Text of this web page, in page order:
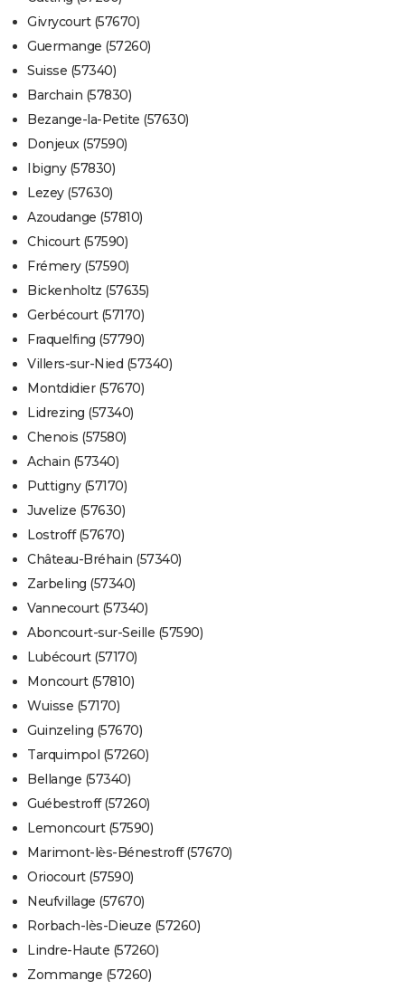
Givrycourt (57670)
Guermange (57260)
Suisse (57340)
Barchain (57830)
Bezange-la-Petite (57630)
Donjeux (57590)
Ibigny (57830)
Lezey (57630)
Azoudange (57810)
Chicourt (57590)
Frémery (57590)
Bickenholtz (57635)
Gerbécourt (57170)
Fraquelfing (57790)
Villers-sur-Nied (57340)
Montdidier (57670)
Lidrezing (57340)
Chenois (57580)
Achain (57340)
Puttigny (57170)
Juvelize (57630)
Lostroff (57670)
Château-Bréhain (57340)
Zarbeling (57340)
Vannecourt (57340)
Aboncourt-sur-Seille (57590)
Lubécourt (57170)
Moncourt (57810)
Wuisse (57170)
Guinzeling (57670)
Tarquimpol (57260)
Bellange (57340)
Guébestroff (57260)
Lemoncourt (57590)
Marimont-lès-Bénestroff (57670)
Oriocourt (57590)
Neufvillage (57670)
Rorbach-lès-Dieuze (57260)
Lindre-Haute (57260)
Zommange (57260)